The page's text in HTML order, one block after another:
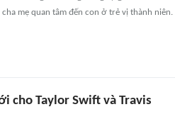
mẹ quan tâm đến con ở trẻ vị thành niên.
cho Taylor Swift và Travis